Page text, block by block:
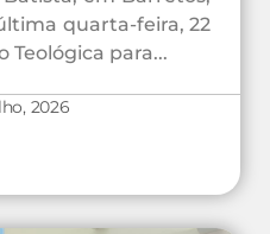
quarta-feira, 22
Teológica para...
2026